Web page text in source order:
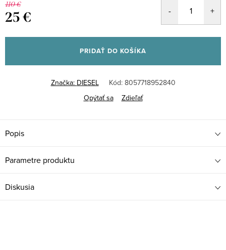
110 €
25 €
cena:
PRIDAŤ DO KOŠÍKA
Značka: DIESEL Kód: 8057718952840
Opýtať sa
Zdieľať
Popis
Parametre produktu
Diskusia